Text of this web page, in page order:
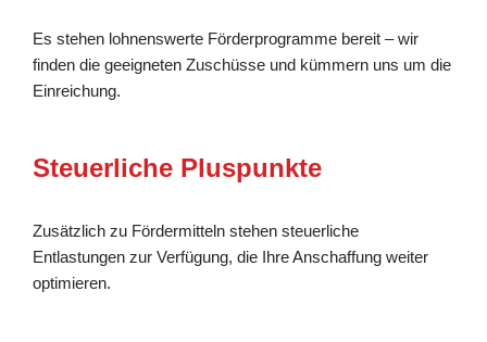
Es stehen lohnenswerte Förderprogramme bereit – wir
finden die geeigneten Zuschüsse und kümmern uns um die
Einreichung.
Steuerliche Pluspunkte
Zusätzlich zu Fördermitteln stehen steuerliche
Entlastungen zur Verfügung, die Ihre Anschaffung weiter
optimieren.